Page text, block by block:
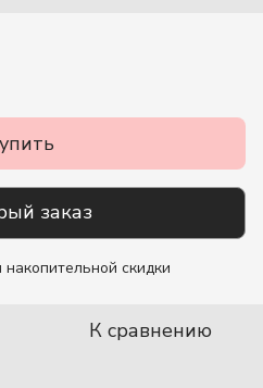
заказ
скидки
К сравнению